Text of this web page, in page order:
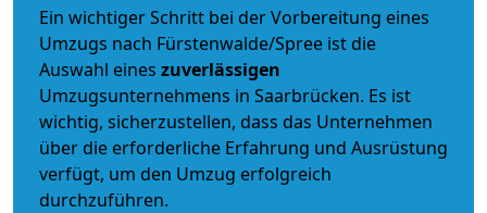
Ein wichtiger Schritt bei der Vorbereitung eines
Umzugs nach Fürstenwalde/Spree ist die
Auswahl eines zuverlässigen
Umzugsunternehmens in Saarbrücken. Es ist
wichtig, sicherzustellen, dass das Unternehmen
über die erforderliche Erfahrung und Ausrüstung
verfügt, um den Umzug erfolgreich
durchzuführen.